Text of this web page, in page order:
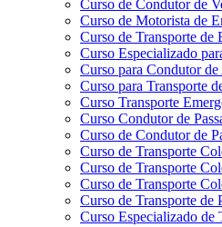
Curso de Condutor de
Curso de Motorista de
Curso de Transporte de
Curso Especializado
Curso para Condutor
Curso para Transporte
Curso Transporte
Curso Condutor de
Curso de Condutor de
Curso de Transporte
Curso de Transporte
Curso de Transporte
Curso de Transporte de
Curso Especializado de